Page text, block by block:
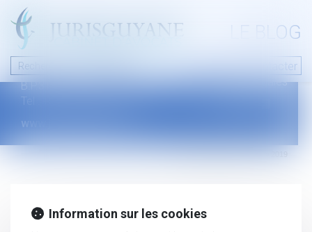
LE BLOG
Nous contacter
46 avenue de la liberté
B.P.315 - 97327 Cayenne Cedex
Tel : +594 594 29 45 35
www.jurisguyane.com
Mentions légales
Information sur les cookies